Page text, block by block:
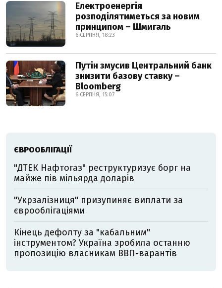
Електроенергія
розподілятиметься за новим
принципом – Шмигаль
6 СЕРПНЯ, 18:23
Путін змусив Центральний банк
знизити базову ставку –
Bloomberg
6 СЕРПНЯ, 15:07
ЄВРООБЛІГАЦІЇ
"ДТЕК Нафтогаз" реструктуризує борг на
майже пів мільярда доларів
"Укрзалізниця" призупиняє виплати за
єврооблігаціями
Кінець дефолту за "кабальним"
інструментом? Україна зробила останню
пропозицію власникам ВВП-варантів